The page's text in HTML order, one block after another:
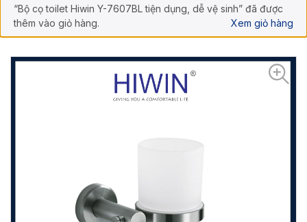
“Bộ cọ toilet Hiwin Y-7607BL tiện dụng, dễ vệ sinh” đã được
thêm vào giỏ hàng.
Xem giỏ hàng